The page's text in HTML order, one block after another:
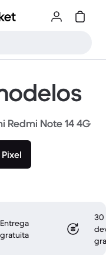
Redmi Note 14 4G
Entrega
gratuita
30